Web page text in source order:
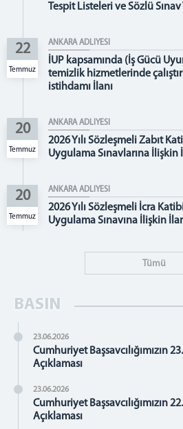
İCRA DAİRELERİ AKTARILAN DOSYA
ULAŞIM/İLETİŞİM
Tespit Listeleri ve Sözlü
22
Temmuz
ANKARA ADLİYESİ
İUP kapsamında (İş Gücü
temizlik hizmetlerinde
istihdamı İlanı
20
Temmuz
ANKARA ADLİYESİ
2026 Yılı Sözleşmeli Zabıt
Uygulama Sınavlarına İlişkin
20
Temmuz
ANKARA ADLİYESİ
2026 Yılı Sözleşmeli İcra
Uygulama Sınavına İlişkin
Tümü
BASIN
23.06.2026
Cumhuriyet Başsavcılığımızın
Açıklaması
23.06.2026
Cumhuriyet Başsavcılığımızın
Açıklaması